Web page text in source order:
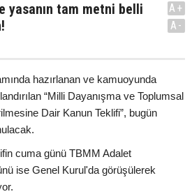
yasanın tam metni belli
A+
A-
hazırlanan ve kamuoyunda
“Milli Dayanışma ve Toplumsal
Dair Kanun Teklifi”, bugün
cuma günü TBMM Adalet
ise Genel Kurul'da görüşülerek